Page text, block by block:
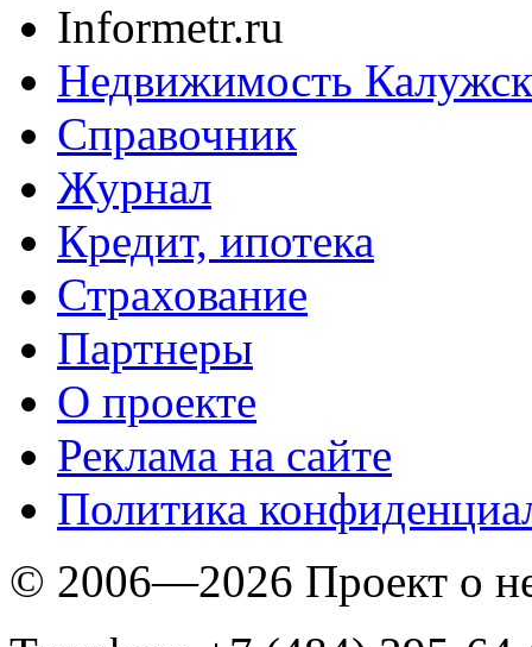
Informetr.ru
Недвижимость
Справочник
Журнал
Кредит, ипотека
Страхование
Партнеры
O проекте
Реклама на сайте
Политика
© 2006—2026 Проект о